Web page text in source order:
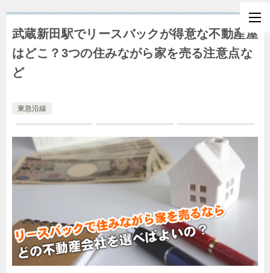
武蔵新田駅でリースバックが得意な不動産屋
はどこ？3つの住みながら家を売る注意点な
ど
東急沿線